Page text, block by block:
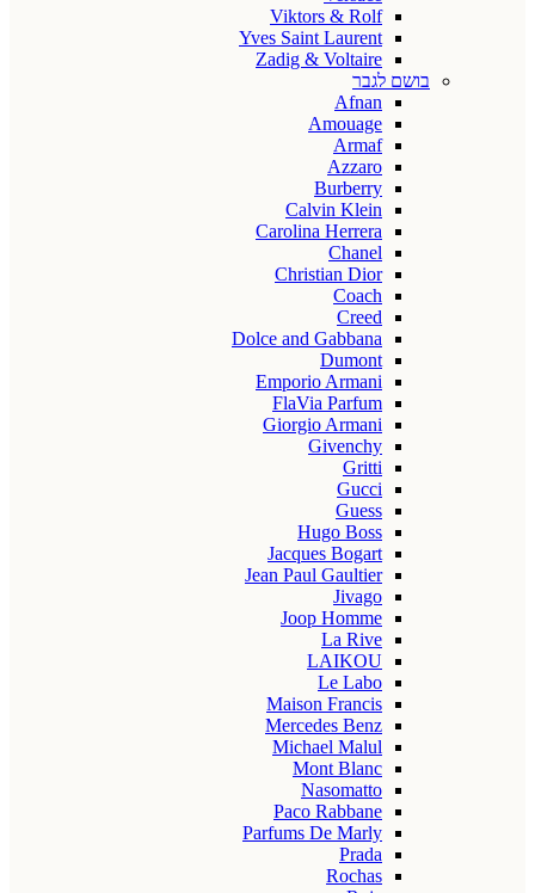
Viktors & Rolf
Yves Saint Laurent
Zadig & Voltaire
בושם לגבר
Afnan
Amouage
Armaf
Azzaro
Burberry
Calvin Klein
Carolina Herrera
Chanel
Christian Dior
Coach
Creed
Dolce and Gabbana
Dumont
Emporio Armani
FlaVia Parfum
Giorgio Armani
Givenchy
Gritti
Gucci
Guess
Hugo Boss
Jacques Bogart
Jean Paul Gaultier
Jivago
Joop Homme
La Rive
LAIKOU
Le Labo
Maison Francis
Mercedes Benz
Michael Malul
Mont Blanc
Nasomatto
Paco Rabbane
Parfums De Marly
Prada
Rochas